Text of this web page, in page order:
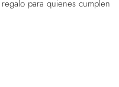
para quienes cumplen